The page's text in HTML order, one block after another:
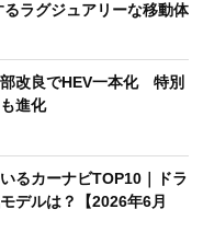
ラグジュアリーな移動体
改良でHEV一本化 特別
進化
るカーナビTOP10｜ドラ
デルは？【2026年6月